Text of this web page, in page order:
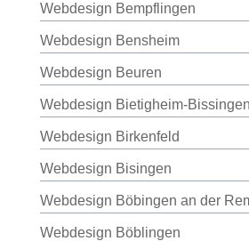
Webdesign Bempflingen
Webdesign Bensheim
Webdesign Beuren
Webdesign Bietigheim-Bissingen
Webdesign Birkenfeld
Webdesign Bisingen
Webdesign Böbingen an der
Webdesign Böblingen